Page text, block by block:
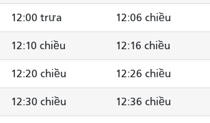
12:00 trưa 12:06 chiều
12:10 chiều 12:16 chiều
12:20 chiều 12:26 chiều
12:30 chiều 12:36 chiều